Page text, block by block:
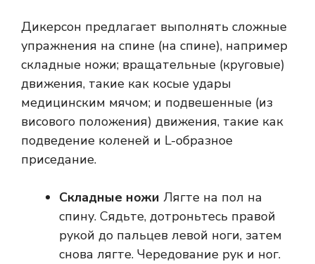
Дикерсон предлагает выполнять сложные
упражнения на спине (на спине), например
складные ножи; вращательные (круговые)
движения, такие как косые удары
медицинским мячом; и подвешенные (из
висового положения) движения, такие как
подведение коленей и L-образное
приседание.
Складные ножи Лягте на пол на
спину. Сядьте, дотроньтесь правой
рукой до пальцев левой ноги, затем
снова лягте. Чередование рук и ног.